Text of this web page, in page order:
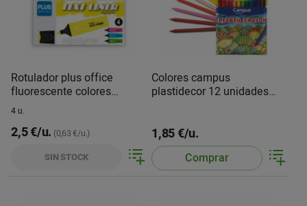
Rotulador plus office
fluorescente colores
M14821
4 u.
2,5 €/u. (0,63 €/u.)
SIN STOCK
Colores campus
plastidecor 12 unidades
1,85 €/u.
Comprar